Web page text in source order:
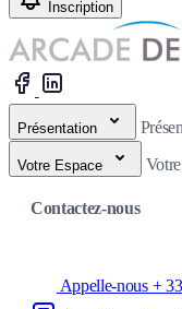
Inscription
Présentation
Votre Espace
Contactez-nous
Appelle-nous +